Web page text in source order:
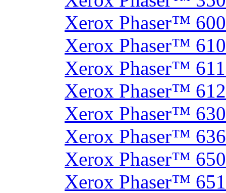
Xerox Phaser™
Xerox Phaser™
Xerox Phaser™
Xerox Phaser™
Xerox Phaser™
Xerox Phaser™
Xerox Phaser™
Xerox Phaser™